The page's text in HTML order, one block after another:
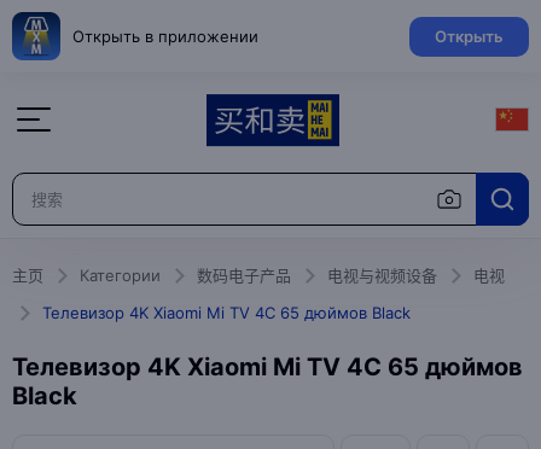
Открыть в приложении Открыть
主页 Категории 数码电子产品 电视与视频设备
电视
Телевизор 4K Xiaomi Mi TV 4C 65 дюймов Black
Телевизор 4K Xiaomi Mi TV 4C 65 дюймов
Black